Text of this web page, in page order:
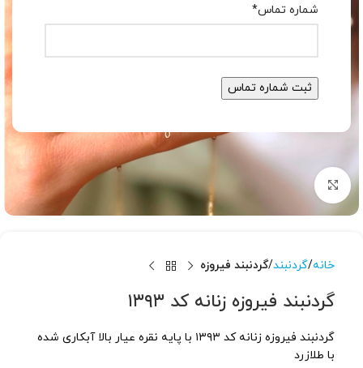
شماره تماس*
برای بزرگنمایی کلیک کنید
خانه گردنبند گردنبند فیروزه
گردنبند فیروزه زنانه کد ۱۳۹۳
گردنبند فیروزه زنانه کد ۱۳۹۳ با پایه نقره عیار بالا آبکاری شده
با طلازرد